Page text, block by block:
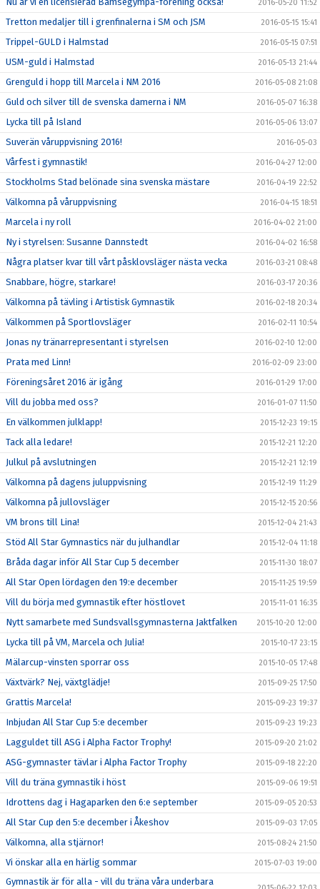
2016-05-20 11:52
Tretton medaljer till i grenfinalerna i SM och JSM 2016-05-15 15:41
Trippel-GULD i Halmstad 2016-05-15 07:51
USM-guld i Halmstad 2016-05-13 21:44
Grenguld i hopp till Marcela i NM 2016 2016-05-08 21:08
Guld och silver till de svenska damerna i NM 2016-05-07 16:38
Lycka till på Island 2016-05-06 13:07
Suverän våruppvisning 2016! 2016-05-03
Vårfest i gymnastik! 2016-04-27 12:00
Stockholms Stad belönade sina svenska mästare 2016-04-19 22:52
Välkomna på våruppvisning 2016-04-15 18:51
Marcela i ny roll 2016-04-02 21:00
Ny i styrelsen: Susanne Dannstedt 2016-04-02 16:58
Några platser kvar till vårt påsklovsläger nästa vecka 2016-03-21 08:48
Snabbare, högre, starkare! 2016-03-17 20:36
Välkomna på tävling i Artistisk Gymnastik 2016-02-18 20:34
Välkommen på Sportlovsläger 2016-02-11 10:54
Jonas ny tränarrepresentant i styrelsen 2016-02-10 12:00
Prata med Linn! 2016-02-09 23:00
Föreningsåret 2016 är igång 2016-01-29 17:00
Vill du jobba med oss? 2016-01-07 11:50
En välkommen julklapp! 2015-12-23 19:15
Tack alla ledare! 2015-12-21 12:20
Julkul på avslutningen 2015-12-21 12:19
Välkomna på dagens juluppvisning 2015-12-19 11:29
Välkomna på jullovsläger 2015-12-15 20:56
VM brons till Lina! 2015-12-04 21:43
Stöd All Star Gymnastics när du julhandlar 2015-12-04 11:18
Bråda dagar inför All Star Cup 5 december 2015-11-30 18:07
All Star Open lördagen den 19:e december 2015-11-25 19:59
Vill du börja med gymnastik efter höstlovet 2015-11-01 16:35
Nytt samarbete med Sundsvallsgymnasterna Jaktfalken 2015-10-20 12:00
Lycka till på VM, Marcela och Julia! 2015-10-17 23:15
Mälarcup-vinsten sporrar oss 2015-10-05 17:48
Växtvärk? Nej, växtglädje! 2015-09-25 17:50
Grattis Marcela! 2015-09-23 19:37
Inbjudan All Star Cup 5:e december 2015-09-23 19:23
Lagguldet till ASG i Alpha Factor Trophy! 2015-09-20 21:02
ASG-gymnaster tävlar i Alpha Factor Trophy 2015-09-18 22:20
Vill du träna gymnastik i höst 2015-09-06 19:51
Idrottens dag i Hagaparken den 6:e september 2015-09-05 20:53
All Star Cup den 5:e december i Åkeshov 2015-09-03 17:05
Välkomna, alla stjärnor! 2015-08-24 21:50
Vi önskar alla en härlig sommar 2015-07-03 19:00
Gymnastik är för alla - vill du träna våra underbara